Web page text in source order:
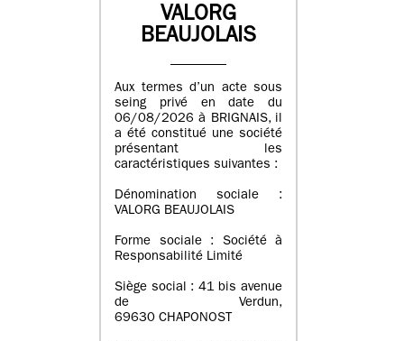
VALORG
BEAUJOLAIS
Aux termes d’un acte sous
seing privé en date du
06/08/2026 à BRIGNAIS, il
a été constitué une société
présentant les
caractéristiques suivantes :
Dénomination sociale :
VALORG BEAUJOLAIS
Forme sociale : Société à
Responsabilité Limité
Siège social : 41 bis avenue
de Verdun,
69630 CHAPONOST